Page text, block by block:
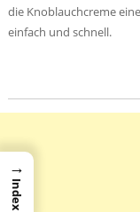
die Knoblauchcreme
einfach und schnell.
→
Index